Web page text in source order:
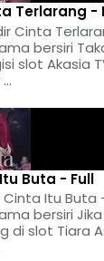
Terlarang -
Cinta
bersiri
slot Akasia
Buta - Full
Itu Buta
bersiri
di slot Tiara